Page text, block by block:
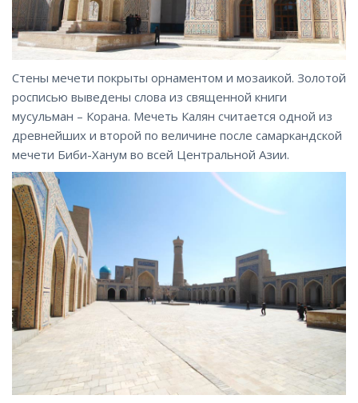
Стены мечети покрыты орнаментом и мозаикой. Золотой
росписью выведены слова из священной книги
мусульман – Корана. Мечеть Калян считается одной из
древнейших и второй по величине после самаркандской
мечети Биби-Ханум во всей Центральной Азии.